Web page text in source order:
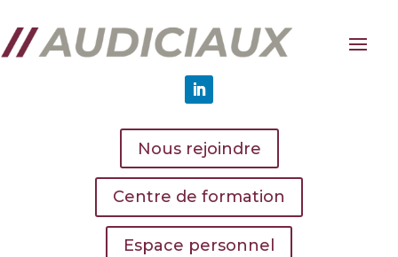
Nous rejoindre
Centre de formation
Espace personnel